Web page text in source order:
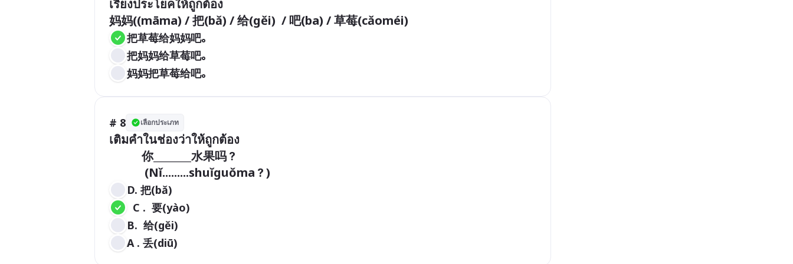
เรียงประโยคให้ถูกต้อง
妈妈((māma) / 把(bǎ) / 给(gěi)  / 吧(ba) / 草莓(cǎoméi)
把草莓给妈妈吧。
把妈妈给草莓吧。
妈妈把草莓给吧。
# 8 เลือกประเภท
เติมคำในช่องว่าให้ถูกต้อง
           你________水果吗？
            (Nǐ.........shuǐguǒma？)
D. 把(bǎ)
  C .  要(yào)
B.  给(gěi)
A . 丢(diū)